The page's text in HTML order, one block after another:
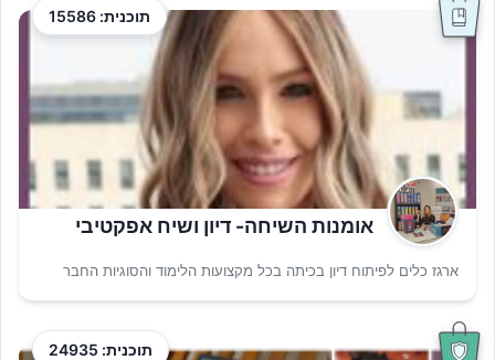
תוכנית: 15586
אומנות השיחה- דיון ושיח אפקטיבי
ארגז כלים לפיתוח דיון בכיתה בכל מקצועות הלימוד והסוגיות החבר
תוכנית: 24935